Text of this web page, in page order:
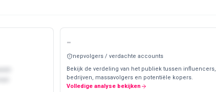
-
nepvolgers / verdachte accounts
Bekijk de verdeling van het publiek tussen influencers,
bedrijven, massavolgers en potentiële kopers.
Volledige analyse bekijken